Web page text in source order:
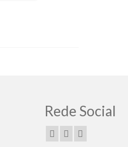
Rede Social